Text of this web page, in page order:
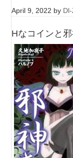
April 9, 2022 by
Hなコインと